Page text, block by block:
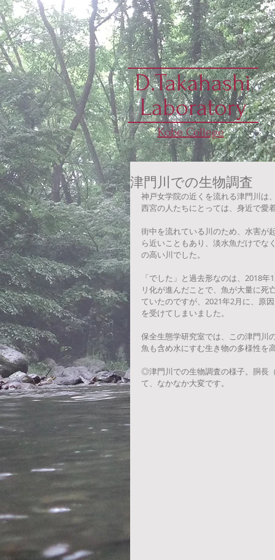
D.Takahashi
Laboratory
Kobe College
津門川での生物調査
神戸女学院の近くを流れる津門川は
西宮の人たちにとっては、身近で愛
街中を流れている川のため、水害が
ら近いこともあり、淡水魚だけでな
の高い川でした。
「でした」と過去形なのは、2018
リ化が進んだことで、魚が大量に死
ていたのですが、2021年2月に、原
を受けてしまいました。
保全生態学研究室では、この津門川
魚も含め水にすむ生き物の多様性を
◎津門川での生物調査の様子。胴長
て、なかなか大変です。